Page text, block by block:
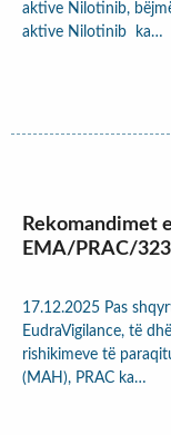
aktive Nilotinib,
aktive Nilotinib ka…
Rekomandimet
EMA/PRAC/
17.12.2025 Pas
EudraVigilance, të
rishikimeve të
(MAH), PRAC ka…